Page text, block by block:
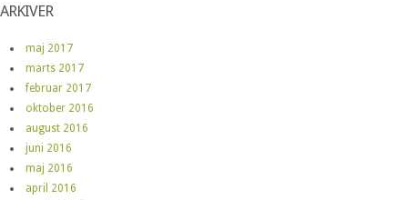
ARKIVER
maj 2017
marts 2017
februar 2017
oktober 2016
august 2016
juni 2016
maj 2016
april 2016